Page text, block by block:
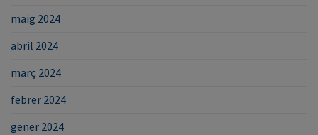
maig 2024
abril 2024
març 2024
febrer 2024
gener 2024